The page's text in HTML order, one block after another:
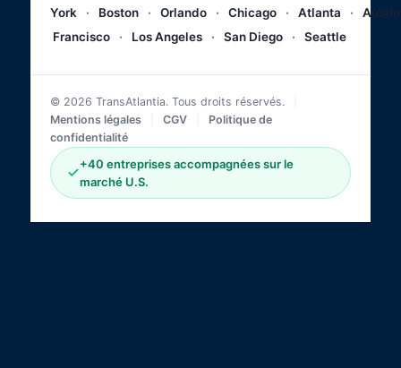
York
· Boston · Orlando · Chicago · Atlanta ·
Austin
Francisco
· Los Angeles · San Diego · Seattle
© 2026 TransAtlantia. Tous droits réservés.
Mentions légales
CGV
Politique de
confidentialité
+40 entreprises accompagnées sur le
marché U.S.